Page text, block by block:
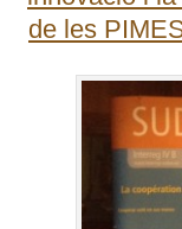
de les